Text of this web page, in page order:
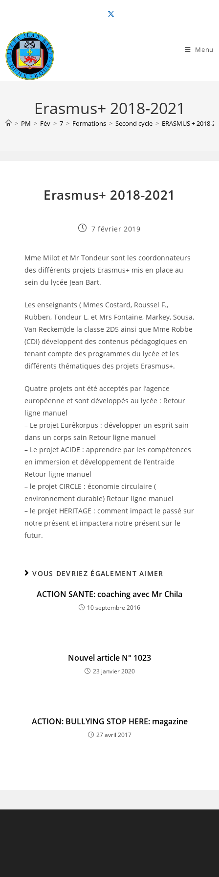
content
Menu
Erasmus+ 2018-2021
> PM > Fév > 7 > Formations > Second cycle > ERASMUS + 2018-
Erasmus+ 2018-2021
Publication
7 février 2019
Mme Milot et Mr Tondeur sont les coordonnateurs
des différents projets Erasmus+ mis en place au
sein du lycée Jean Bart.
Les enseignants ( Mmes Costard, Roussel F.,
Rubben, Tondeur L. et Mrs Fontaine, Markey, Sousa,
Van Reckem)de la classe 2D5 ainsi que Mme Robbe
(CDI) développent des contenus pédagogiques en
tenant compte des programmes du lycée et les
différents thématiques des projets Erasmus+.
Quatre projets ont été acceptés par l’agence
européenne et sont développés au lycée : Retour
ligne manuel
– Le projet Eurêkorpus : développer un esprit sain
dans un corps sain Retour ligne manuel
– Le projet ACIDE : apprendre par les compétences
en immersion et développement de l’entraide
Retour ligne manuel
– le projet CIRCLE : économie circulaire (
environnement durable) Retour ligne manuel
– le projet HERITAGE : comment impact le passé sur
notre présent et impactera notre présent sur le
futur.
VOUS DEVRIEZ ÉGALEMENT AIMER
ACTION SANTE: coaching avec Mr Chila
10 septembre 2016
Nouvel article N° 1023
23 janvier 2020
ACTION: BULLYING STOP HERE: magazine
27 avril 2017